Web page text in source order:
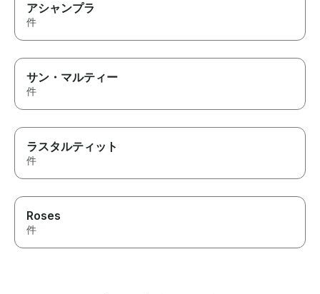
アシャンプラ
件
サン・マルティー
件
ラスタルティット
件
Roses
件